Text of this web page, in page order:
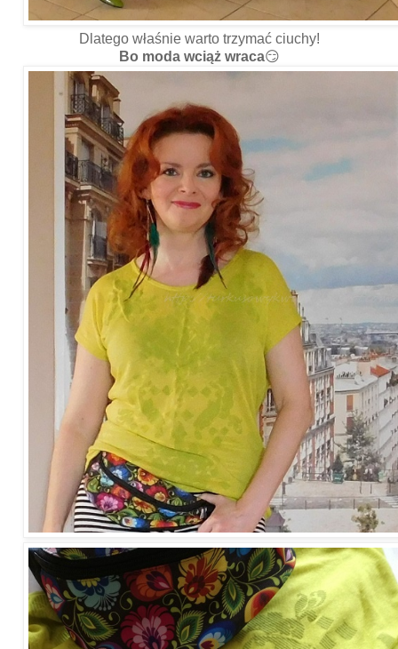
Dlatego właśnie warto trzymać ciuchy!
Bo moda wciąż wraca😏